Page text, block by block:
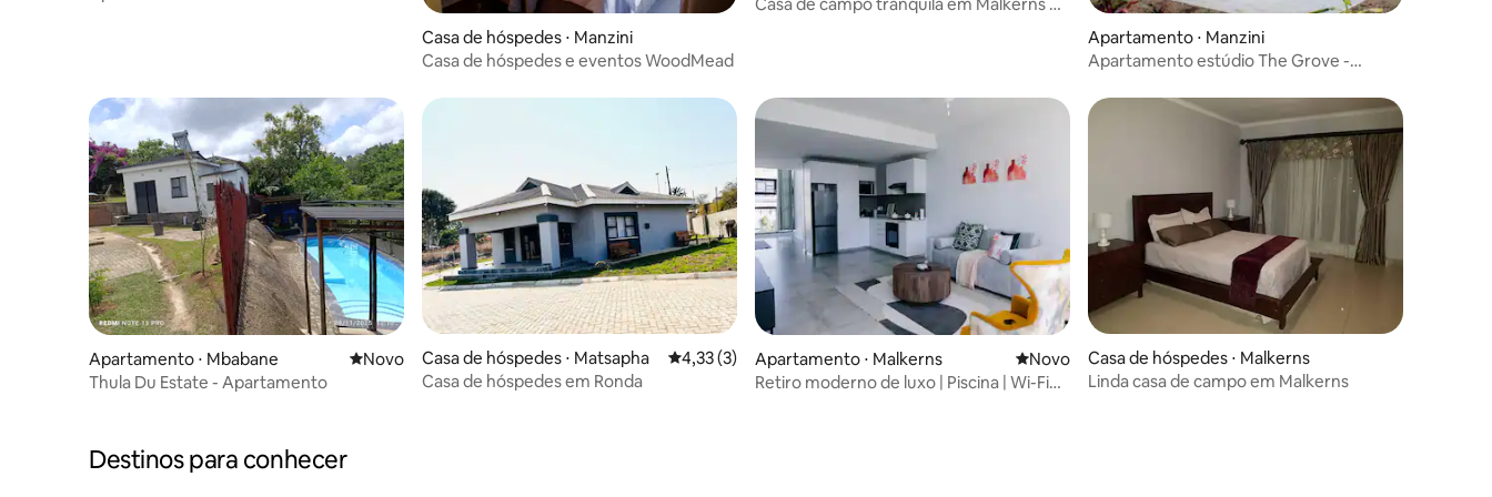
Casa de hóspedes ⋅ Manzini
Casa de hóspedes e eventos WoodMead
Casa de campo tranquila em Malkerns na
Apartamento ⋅ Manzini
Apartamento estúdio The Grove -
Apartamento ⋅ Mbabane Novo lugar para ficar
Novo
Thula Du Estate - Apartamento
Casa de hóspedes ⋅ Matsapha 4,33 de uma avaliação média de 5, 3 avaliações
4,33 (3)
Casa de hóspedes em Ronda
Apartamento ⋅ Malkerns Novo lugar para ficar
Novo
Retiro moderno de luxo | Piscina | Wi-Fi
Casa de hóspedes ⋅ Malkerns
Linda casa de campo em Malkerns
Destinos para conhecer